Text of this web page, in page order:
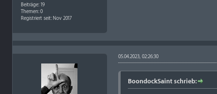
Beiträge: 19
Themen: 0
Registriert seit: Nov 2017
05.04.2023, 02:26:30
BoondockSaint schrieb: